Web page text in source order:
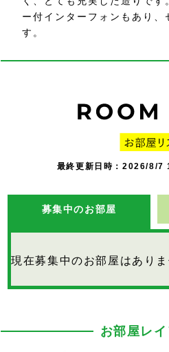
ー付インターフォンもあり、
す。
最終更新日時：2026/8/7
募集中のお部屋
現在募集中のお部屋はありま
お部屋レイ